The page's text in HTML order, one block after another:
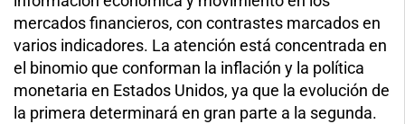
mercados financieros, con contrastes marcados en
varios indicadores. La atención está concentrada en
el binomio que conforman la inflación y la política
monetaria en Estados Unidos, ya que la evolución de
la primera determinará en gran parte a la segunda.